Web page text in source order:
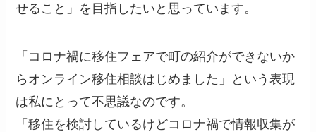
せること」を目指したいと思っています。
「コロナ禍に移住フェアで町の紹介ができないか
らオンライン移住相談はじめました」という表現
は私にとって不思議なのです。
「移住を検討しているけどコロナ禍で情報収集が